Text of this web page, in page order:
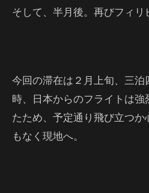
そして、半月後。再びフィリ
今回の滞在は２月上旬、三
時、日本からのフライトは
たため、予定通り飛び立つ
もなく現地へ。